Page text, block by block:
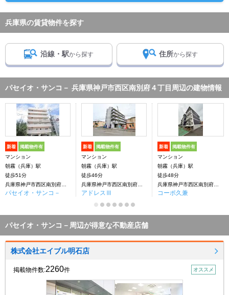
兵庫県の賃貸物件を探す
沿線・駅から探す 住所から探す
パセイオ・サンコ－ 兵庫県神戸市西区南別府４丁目周辺の建物情報
新着 掲載物件有
マンション
朝霧（兵庫）駅
徒歩51分
パセイオ・サンコ－
新着 掲載物件有
マンション
朝霧（兵庫）駅
徒歩46分
アドレスⅢ
新着 掲載物件有
マンション
朝霧（兵庫）駅
徒歩48分
コーポ久兼
パセイオ・サンコ－周辺が得意な不動産店舗
株式会社エイブル明石店
掲載物件数:2260件 オススメ